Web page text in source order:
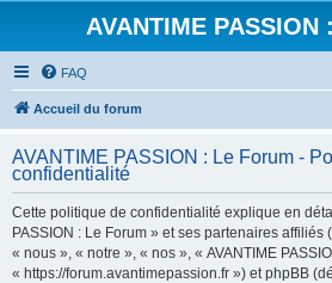
AVANTIME
FAQ
Accueil du forum
AVANTIME PASSION : Le Forum -
confidentialité
Cette politique de confidentialité explique en
PASSION : Le Forum » et ses partenaires
« nous », « notre », « nos », « AVANTIME
« https://forum.avantimepassion.fr ») et phpBB